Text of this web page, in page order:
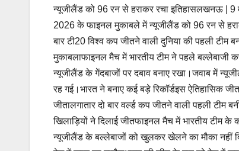
न्यूजीलैंड को 96 रन से हराकर रचा इतिहासलखनऊ | 9
2026 के फाइनल मुकाबले में न्यूजीलैंड को 96 रन से
बार टी20 विश्व कप जीतने वाली दुनिया की पहली टीम
मुकाबलाफाइनल मैच में भारतीय टीम ने पहले
न्यूजीलैंड के गेंदबाजों पर दबाव बनाए रखा।जवाब में
रह गई।भारत ने बनाए कई बड़े रिकॉर्डइस ऐतिहासिक
जीतालगातार दो बार वर्ल्ड कप जीतने वाली पहली टीम
खिलाड़ियों ने दिलाई जीतफाइनल मैच में भारतीय टीम के
न्यूजीलैंड के बल्लेबाजों को खुलकर खेलने का मौका नहीं